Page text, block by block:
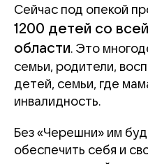
Сейчас под опекой
1200 детей со
области. Это
семьи, родители,
детей, семьи, где
инвалидность.
Без «Черешни» им
обеспечить себя и